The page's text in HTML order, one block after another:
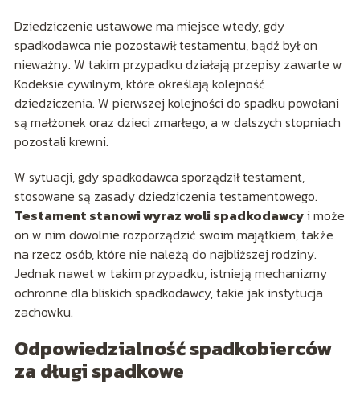
Dziedziczenie ustawowe ma miejsce wtedy, gdy
spadkodawca nie pozostawił testamentu, bądź był on
nieważny. W takim przypadku działają przepisy zawarte w
Kodeksie cywilnym, które określają kolejność
dziedziczenia. W pierwszej kolejności do spadku powołani
są małżonek oraz dzieci zmarłego, a w dalszych stopniach
pozostali krewni.
W sytuacji, gdy spadkodawca sporządził testament,
stosowane są zasady dziedziczenia testamentowego.
Testament stanowi wyraz woli spadkodawcyi może
on w nim dowolnie rozporządzić swoim majątkiem, także
na rzecz osób, które nie należą do najbliższej rodziny.
Jednak nawet w takim przypadku, istnieją mechanizmy
ochronne dla bliskich spadkodawcy, takie jak instytucja
zachowku.
Odpowiedzialność spadkobierców
za długi spadkowe